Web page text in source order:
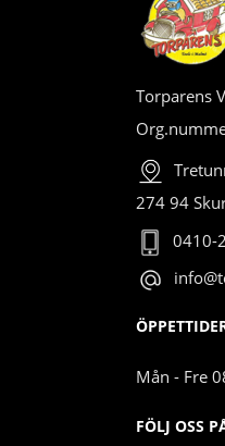
Torparens
274 94
0410-
Mån - Fre
FÖLJ OSS